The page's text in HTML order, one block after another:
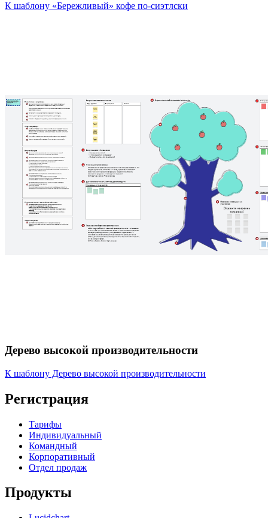
К шаблону «Бережливый» кофе по-сиэтлски
Дерево высокой производительности
К шаблону Дерево высокой производительности
Регистрация
Тарифы
Индивидуальный
Командный
Корпоративный
Отдел продаж
Продукты